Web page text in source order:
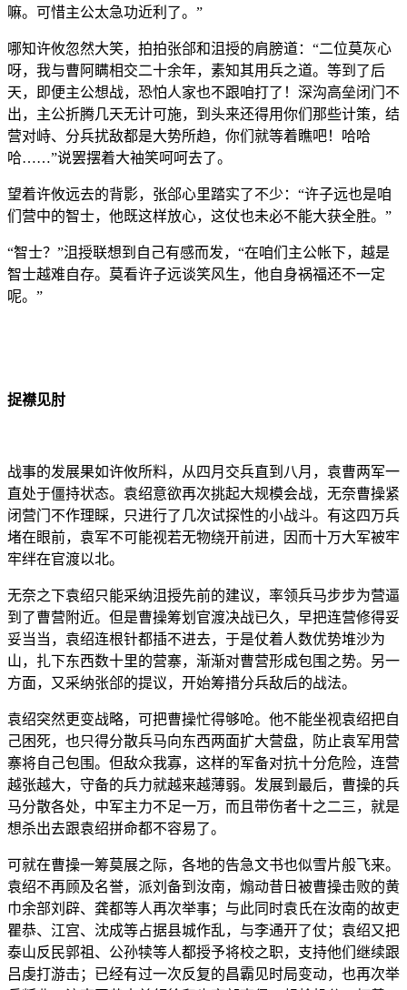
嘛。可惜主公太急功近利了。”
哪知许攸忽然大笑，拍拍张郃和沮授的肩膀道：“二位莫灰心
呀，我与曹阿瞒相交二十余年，素知其用兵之道。等到了后
天，即便主公想战，恐怕人家也不跟咱打了！深沟高垒闭门不
出，主公折腾几天无计可施，到头来还得用你们那些计策，结
营对峙、分兵扰敌都是大势所趋，你们就等着瞧吧！哈哈
哈……”说罢摆着大袖笑呵呵去了。
望着许攸远去的背影，张郃心里踏实了不少：“许子远也是咱
们营中的智士，他既这样放心，这仗也未必不能大获全胜。”
“智士？”沮授联想到自己有感而发，“在咱们主公帐下，越是
智士越难自存。莫看许子远谈笑风生，他自身祸福还不一定
呢。”
捉襟见肘
战事的发展果如许攸所料，从四月交兵直到八月，袁曹两军一
直处于僵持状态。袁绍意欲再次挑起大规模会战，无奈曹操紧
闭营门不作理睬，只进行了几次试探性的小战斗。有这四万兵
堵在眼前，袁军不可能视若无物绕开前进，因而十万大军被牢
牢绊在官渡以北。
无奈之下袁绍只能采纳沮授先前的建议，率领兵马步步为营逼
到了曹营附近。但是曹操筹划官渡决战已久，早把连营修得妥
妥当当，袁绍连根针都插不进去，于是仗着人数优势堆沙为
山，扎下东西数十里的营寨，渐渐对曹营形成包围之势。另一
方面，又采纳张郃的提议，开始筹措分兵敌后的战法。
袁绍突然更变战略，可把曹操忙得够呛。他不能坐视袁绍把自
己困死，也只得分散兵马向东西两面扩大营盘，防止袁军用营
寨将自己包围。但敌众我寡，这样的军备对抗十分危险，连营
越张越大，守备的兵力就越来越薄弱。发展到最后，曹操的兵
马分散各处，中军主力不足一万，而且带伤者十之二三，就是
想杀出去跟袁绍拼命都不容易了。
可就在曹操一筹莫展之际，各地的告急文书也似雪片般飞来。
袁绍不再顾及名誉，派刘备到汝南，煽动昔日被曹操击败的黄
巾余部刘辟、龚都等人再次举事；与此同时袁氏在汝南的故吏
瞿恭、江宫、沈成等占据县城作乱，与李通开了仗；袁绍又把
泰山反民郭祖、公孙犊等人都授予将校之职，支持他们继续跟
吕虔打游击；已经有过一次反复的昌霸见时局变动，也再次举